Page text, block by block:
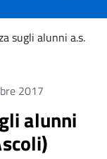
sugli alunni a.s.
2017
alunni